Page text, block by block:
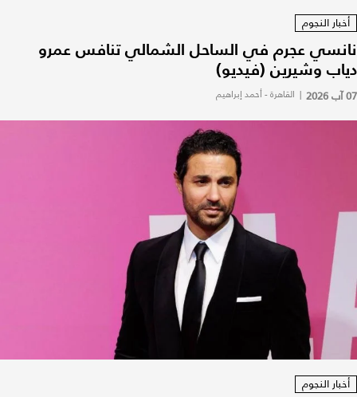
أخبار النجوم
نانسي عجرم في الساحل الشمالي تنافس عمرو
دياب وشيرين (فيديو)
07 آب 2026 | القاهرة - أحمد إبراهيم
أخبار النجوم